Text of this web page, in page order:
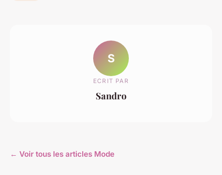
S
ECRIT PAR
Sandro
← Voir tous les articles Mode